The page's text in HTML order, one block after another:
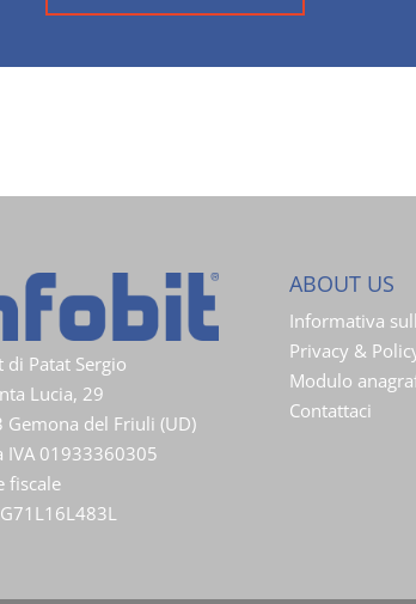
di Patat Sergio
Lucia, 29
Gemona del Friuli (UD)
IVA 01933360305
fiscale
ABOUT US
Informativa
Privacy &
Modulo
Contattaci